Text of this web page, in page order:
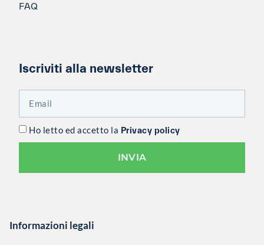
FAQ
Iscriviti alla newsletter
Ho letto ed accetto la Privacy policy
INVIA
Informazioni legali